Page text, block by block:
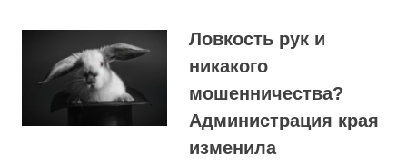
Ловкость рук и
никакого
мошенничества?
Администрация края
изменила